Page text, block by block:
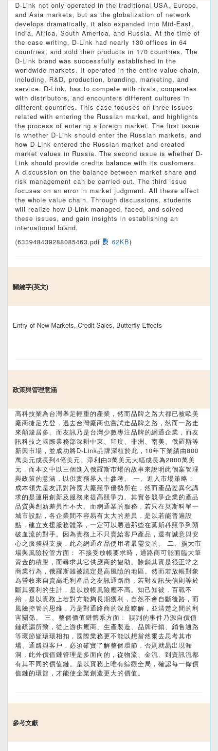
D-Link not only operated in the traditional USA, Europe,
and Asia markets, but as the globalization of network
develops dramatically, it also expanded into Mid-East,
India, Africa, South America, and Russia. At the time of
the case writing, D-Link had nearly 130 offices in 64
countries, and sold their products in 170 countries. The
D-Link brand was successfully established in the
worldwide markets. It operated in the entire value chain,
including, R&D, production, branding, marketing, and
service. D-Link, has to compete with rivals, cooperates
with distributors, and encounters different cultures in
different countries. This case focuses on three issues
related with entering the Russian market, and highlights
the process of entering a foreign market. The first issue
is whether D-Link should enter the Russian markets, and
how D-Link entered the Russian market and created
market values in Russia. The second issue is whether D-
Link should provide credits balance with its customers.
A discussion on the balance between market share and
risk management can be carried out. The third issue
focuses on an error in market judgment. All these affect
the whole value chain. Through discussions, students
will realize how D-Link managed, faced, and solved
these issues, and gain insights in establishing an
international brand.
(633948439288085463.pdf
62KB)
關鍵字(英文)
Entry of New Markets, Credit Sales, Butterfly Effects
政策與管理意涵
高科技業為台灣舉足輕重的產業，然而品牌之路大都已被歐美
廠商捷足先登，過去台灣廠商也嘗試走品牌之路，然而一路走
來顛簸居多。而友訊乃是台灣少數專注品牌的網通企業，而友
訊科技之國際業務部深耕中東、印度、非洲、南美、俄羅斯等
新興市場，並成功將D-Link品牌深植於此，10年下業績由800
萬美元成長到4億美元。淨利由3萬美元大幅成長為2800萬美
元，而本文中以三個進入俄羅斯市場的故事來說明此個案管理
與政策的意涵，以供實務界人士參考。 一、進入市場策略：
成本領先是友訊對跨國大廠競爭優勢所在，然而產品差異化講
求的是運用創新及服務來提高競爭力。其實各競爭企業的產品
品質與創新差異性不大。而網通業的服務，若只在莫斯科單一
城市設點，各企業間不容易有太大的差異，是以若能普遍設
點，建立支援服務體系，一定可以勝過那些在莫斯科競爭到頭
破血流的對手。因為實務上不只賣給客戶產品，還有誠意與安
心之服務與支援，此為網通產品使用者最需要的。 二、擴大市
場與風險控管方面： 不接受放帳要求時，通路商可能面臨大筆
資金的積壓，而尋求其它供應商的協助。賒銷其實是很正常之
商業行為，俄羅斯雖被認定是高風險的地區。然而若放帳對象
為營收來自賣高毛利產品之友訊通路商，若對友訊失信則等於
斷其獲利的生計，是以放帳風險應不高。知己知彼，百戰不
殆，是以實務上若對方能夠長期獲利，自然不會自斷後路，而
風險控管的思維，乃是對通路商的深度瞭解，並清楚之間的利
害關係。 三、整個價值鏈體系方面： 誤判的事件乃源自價值
鏈疏漏所致，從上游供應商、生產製造、品牌行銷、銷售通路
等環節皆環環相扣，國際業務更不能以想當然爾去思考其市
場、通路與客戶，必須確實了解整個環節，否則就易出現漏
洞，此外價值鏈管理是多面向的，從物流、金流、到資訊流都
有其不同的價值鏈。是以實務上唯有綜觀全局，確認每一條價
值鏈的環節，才能使企業創造更大的價值。
參考文獻